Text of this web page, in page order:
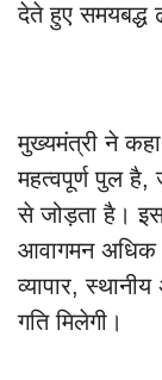
देते हुए समयबद्ध
मुख्यमंत्री ने
महत्वपूर्ण पुल
से जोड़ता है।
आवागमन अधिक
व्यापार,
गति मिलेगी।